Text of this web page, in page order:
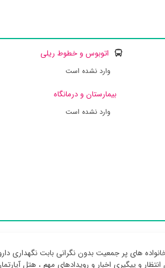
اتوبوس و خطوط ریلی
وارد نشده است
بیمارستان و درمانگاه
وارد نشده است
های پر جمعیت بدون نگرانی بابت نگهداری